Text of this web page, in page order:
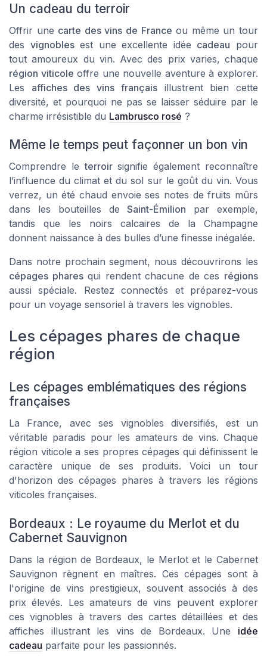
Un cadeau du terroir
Offrir une carte des vins de France ou même un tour
des vignoblesest une excellente idée cadeau pour
tout amoureux du vin. Avec des prix varies, chaque
région viticole offre une nouvelle aventure à explorer.
Les affiches des vins françaisillustrent bien cette
diversité, et pourquoi ne pas se laisser séduire par le
charme irrésistible du Lambrusco rosé ?
Même le temps peut façonner un bon vin
Comprendre leterroirsignifie également reconnaître
l’influence du climat et du sol sur le goût du vin. Vous
verrez, un été chaud envoie ses notes de fruits mûrs
dans les bouteilles deSaint-Émilion par exemple,
tandis que les noirs calcaires de la Champagne
donnent naissance à des bulles d’une finesse inégalée.
Dans notre prochain segment, nous découvrirons les
cépages pharesqui rendent chacune de ces régions
aussi spéciale. Restez connectés et préparez-vous
pour un voyage sensoriel à travers les vignobles.
Les cépages phares de chaque
région
Les cépages emblématiques des régions
françaises
La France, avec ses vignobles diversifiés, est un
véritable paradis pour les amateurs de vins. Chaque
région viticole a ses proprescépages qui définissent le
caractère unique de ses produits. Voici un tour
d'horizon des cépages phares à travers les régions
viticoles françaises.
Bordeaux : Le royaume du Merlot et du
Cabernet Sauvignon
Dans la région de Bordeaux, le Merlot et le Cabernet
Sauvignon règnent en maîtres. Cescépages sont à
l'origine de vins prestigieux, souvent associés à des
prix élevés. Les amateurs devins peuvent explorer
cesvignobles à travers des cartes détaillées et des
affiches illustrant les vins de Bordeaux. Une idée
cadeau parfaite pour les passionnés.